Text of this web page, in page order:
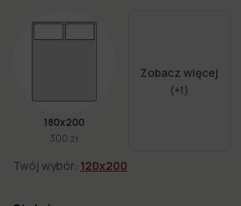
180x200
300 zł
Zobacz więcej
(+1)
Twój wybór: 120x200